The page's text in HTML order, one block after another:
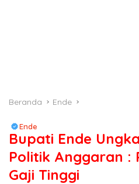
Beranda Ende
Ende
Bupati Ende
Politik Anggaran :
Gaji Tinggi